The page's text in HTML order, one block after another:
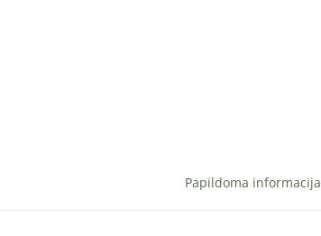
Papildoma informacija